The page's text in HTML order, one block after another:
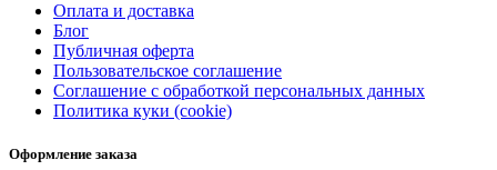
Оплата и доставка
Блог
Публичная оферта
Пользовательское соглашение
Соглашение с обработкой персональных данных
Политика куки (cookie)
Оформление заказа